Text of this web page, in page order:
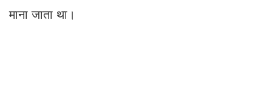
माना जाता था।